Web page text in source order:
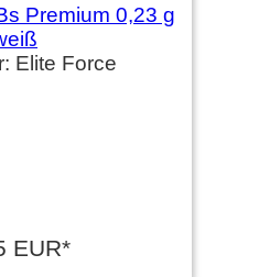
Elite Force
EUR*